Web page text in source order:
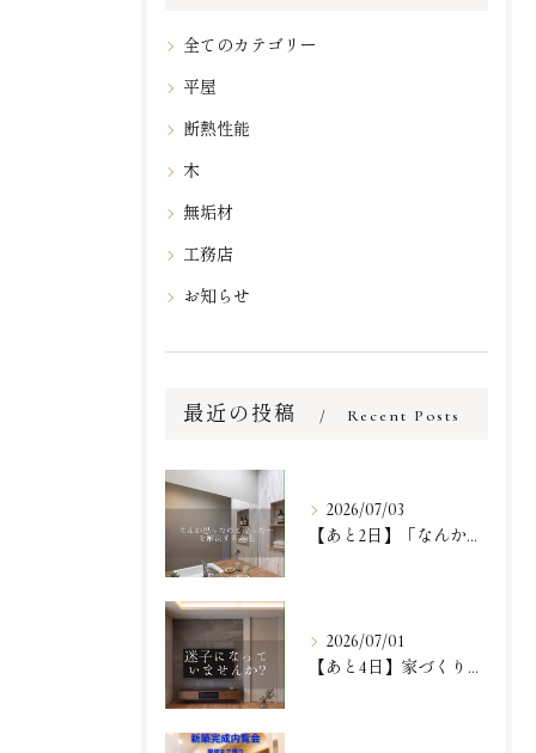
全てのカテゴリー
平屋
断熱性能
木
無垢材
工務店
お知らせ
最近の投稿 Recent Posts
2026/07/03
【あと2日】「なんか思ったのと違った…」という、一番リアルで...
2026/07/01
【あと4日】家づくりが一歩進む『体験』に来ませんか？✨